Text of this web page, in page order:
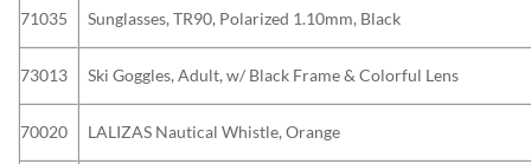
71035 Sunglasses, TR90, Polarized 1.10mm, Black
73013 Ski Goggles, Adult, w/ Black Frame & Colorful Lens
70020 LALIZAS Nautical Whistle, Orange